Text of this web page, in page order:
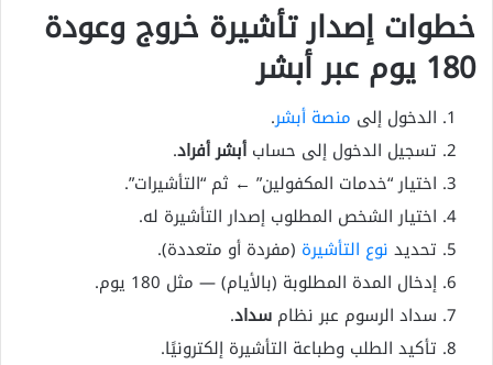
خطوات إصدار تأشيرة خروج وعودة
180 يوم عبر أبشر
الدخول إلى منصة أبشر.
تسجيل الدخول إلى حساب أبشر أفراد.
اختيار “خدمات المكفولين” ← ثم “التأشيرات”.
اختيار الشخص المطلوب إصدار التأشيرة له.
تحديد نوع التأشيرة (مفردة أو متعددة).
إدخال المدة المطلوبة (بالأيام) — مثل 180 يوم.
سداد الرسوم عبر نظام سداد.
تأكيد الطلب وطباعة التأشيرة إلكترونيًا.